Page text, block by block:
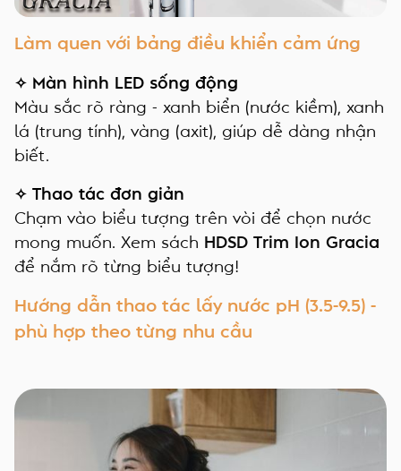
Làm quen với bảng điều khiển cảm ứng
✧ Màn hình LED sống động
Màu sắc rõ ràng - xanh biển (nước kiềm), xanh
lá (trung tính), vàng (axit), giúp dễ dàng nhận
biết.
✧ Thao tác đơn giản
Chạm vào biểu tượng trên vòi để chọn nước
mong muốn. Xem sách HDSD Trim Ion Gracia
để nắm rõ từng biểu tượng!
Hướng dẫn thao tác lấy nước pH (3.5-9.5) -
phù hợp theo từng nhu cầu